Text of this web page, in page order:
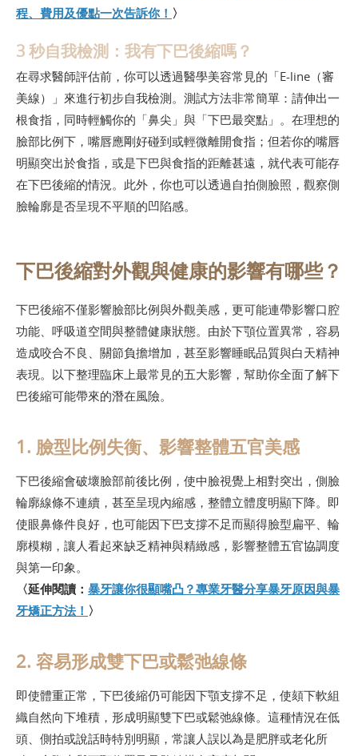
程、費用及優點一次告訴你！ 〉
3 秒自我檢測：我有下巴後縮嗎？
在尋求醫師評估前，你可以透過醫學美容常見的「E-line（審
美線）」來進行初步自我檢測。測試方法非常簡單：請伸出一
根食指，同時輕觸你的「鼻尖」與「下巴最突點」。在理想的
臉部比例下，嘴唇應剛好碰到或輕微離開食指；但若你的嘴唇
明顯突出於食指，或是下巴與食指的距離甚遠，就代表可能存
在下巴後縮的情況。此外，你也可以透過自拍側臉照，觀察側
臉輪廓是否呈現不平順的凹陷感。
下巴後縮對外觀與健康的影響有哪些？
下巴後縮不僅影響臉部比例與外觀美感，更可能連帶影響口腔
功能、呼吸道空間與整體健康狀態。由於下顎位置異常，容易
造成咬合不良、關節負擔增加，甚至影響睡眠品質與白天精神
表現。以下整理臨床上最常見的五大影響，幫助你全面了解下
巴後縮可能帶來的潛在風險。
1. 臉型比例失衡、影響整體五官美感
下巴後縮會破壞臉部前後比例，使中臉視覺上相對突出，側臉
輪廓線條不連續，甚至呈現內縮感，整體立體度明顯下降。即
使眼鼻條件良好，也可能因下巴支撐不足而顯得臉型扁平、輪
廓模糊，讓人看起來缺乏精神與精緻感，影響整體五官協調度
與第一印象。
〈延伸閱讀： 暴牙讓你很顯嘴凸？專業牙醫分享暴牙原因與暴
牙矯正方法！ 〉
2. 容易形成雙下巴或鬆弛線條
即使體重正常，下巴後縮仍可能因下顎支撐不足，使頦下軟組
織自然向下堆積，形成明顯雙下巴或鬆弛線條。這種情況在低
頭、側拍或說話時特別明顯，常讓人誤以為是肥胖或老化所